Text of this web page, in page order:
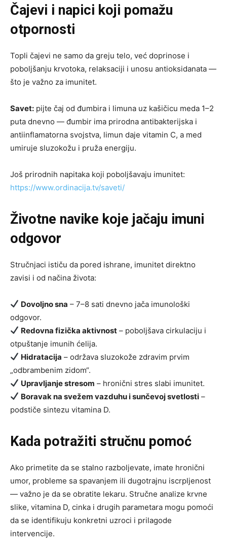
Čajevi i napici koji pomažu
otpornosti
Topli čajevi ne samo da greju telo, već doprinose i
poboljšanju krvotoka, relaksaciji i unosu antioksidanata —
što je važno za imunitet.
Savet: pijte čaj od đumbira i limuna uz kašičicu meda 1–2
puta dnevno — đumbir ima prirodna antibakterijska i
antiinflamatorna svojstva, limun daje vitamin C, a med
umiruje sluzokožu i pruža energiju.
Još prirodnih napitaka koji poboljšavaju imunitet:
https://www.ordinacija.tv/saveti/
Životne navike koje jačaju imuni
odgovor
Stručnjaci ističu da pored ishrane, imunitet direktno
zavisi i od načina života:
Dovoljno sna – 7–8 sati dnevno jača imunološki
odgovor.
Redovna fizička aktivnost – poboljšava cirkulaciju i
otpuštanje imunih ćelija.
Hidratacija – održava sluzokože zdravim prvim
„odbrambenim zidom“.
Upravljanje stresom – hronični stres slabi imunitet.
Boravak na svežem vazduhu i sunčevoj svetlosti –
podstiče sintezu vitamina D.
Kada potražiti stručnu pomoć
Ako primetite da se stalno razboljevate, imate hronični
umor, probleme sa spavanjem ili dugotrajnu iscrpljenost
— važno je da se obratite lekaru. Stručne analize krvne
slike, vitamina D, cinka i drugih parametara mogu pomoći
da se identifikuju konkretni uzroci i prilagode
intervencije.